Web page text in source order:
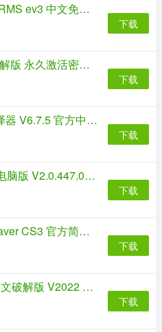
LEGO MINDSTORMS ev3 中文免费版
下载
visio2016 32位破解版 永久激活密钥版
下载
小熊猫devc++编译器 V6.7.5 官方中文版
下载
小猫软件Scratch电脑版 V2.0.447.0 官方中文版
下载
Adobe Dreamweaver CS3 官方简体中文精简版
下载
西门子博途V18中文破解版 V2022 免激活授权版
下载